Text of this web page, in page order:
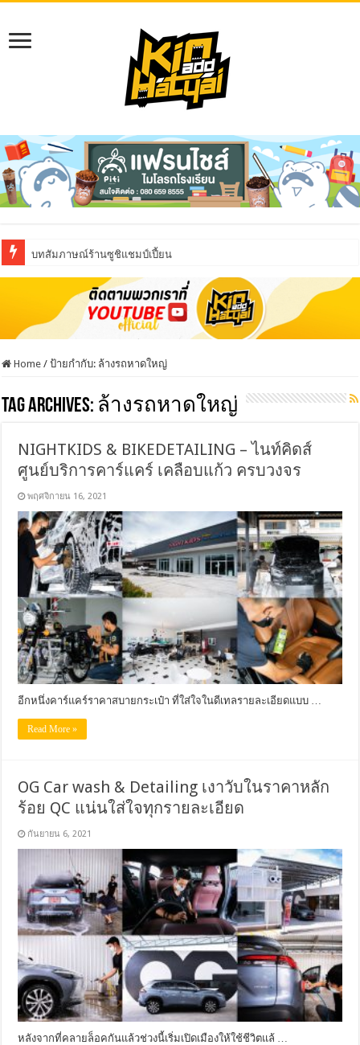
บทสัมภาษณ์ร้านซูชิแชมป์เปี้ยน
Home / ป้ายกำกับ: ล้างรถหาดใหญ่
Tag Archives: ล้างรถหาดใหญ่
NIGHTKIDS & BIKEDETAILING – ไนท์คิดส์
ศูนย์บริการคาร์แคร์ เคลือบแก้ว ครบวงจร
พฤศจิกายน 16, 2021
อีกหนึ่งคาร์แคร์ราคาสบายกระเป๋า ที่ใส่ใจในดีเทลรายละเอียดแบบ …
Read More »
OG Car wash & Detailing เงาวับในราคาหลัก
ร้อย QC แน่นใส่ใจทุกรายละเอียด
กันยายน 6, 2021
หลังจากที่คลายล็อคกันแล้วช่วงนี้เริ่มเปิดเมืองให้ใช้ชีวิตแล้ …